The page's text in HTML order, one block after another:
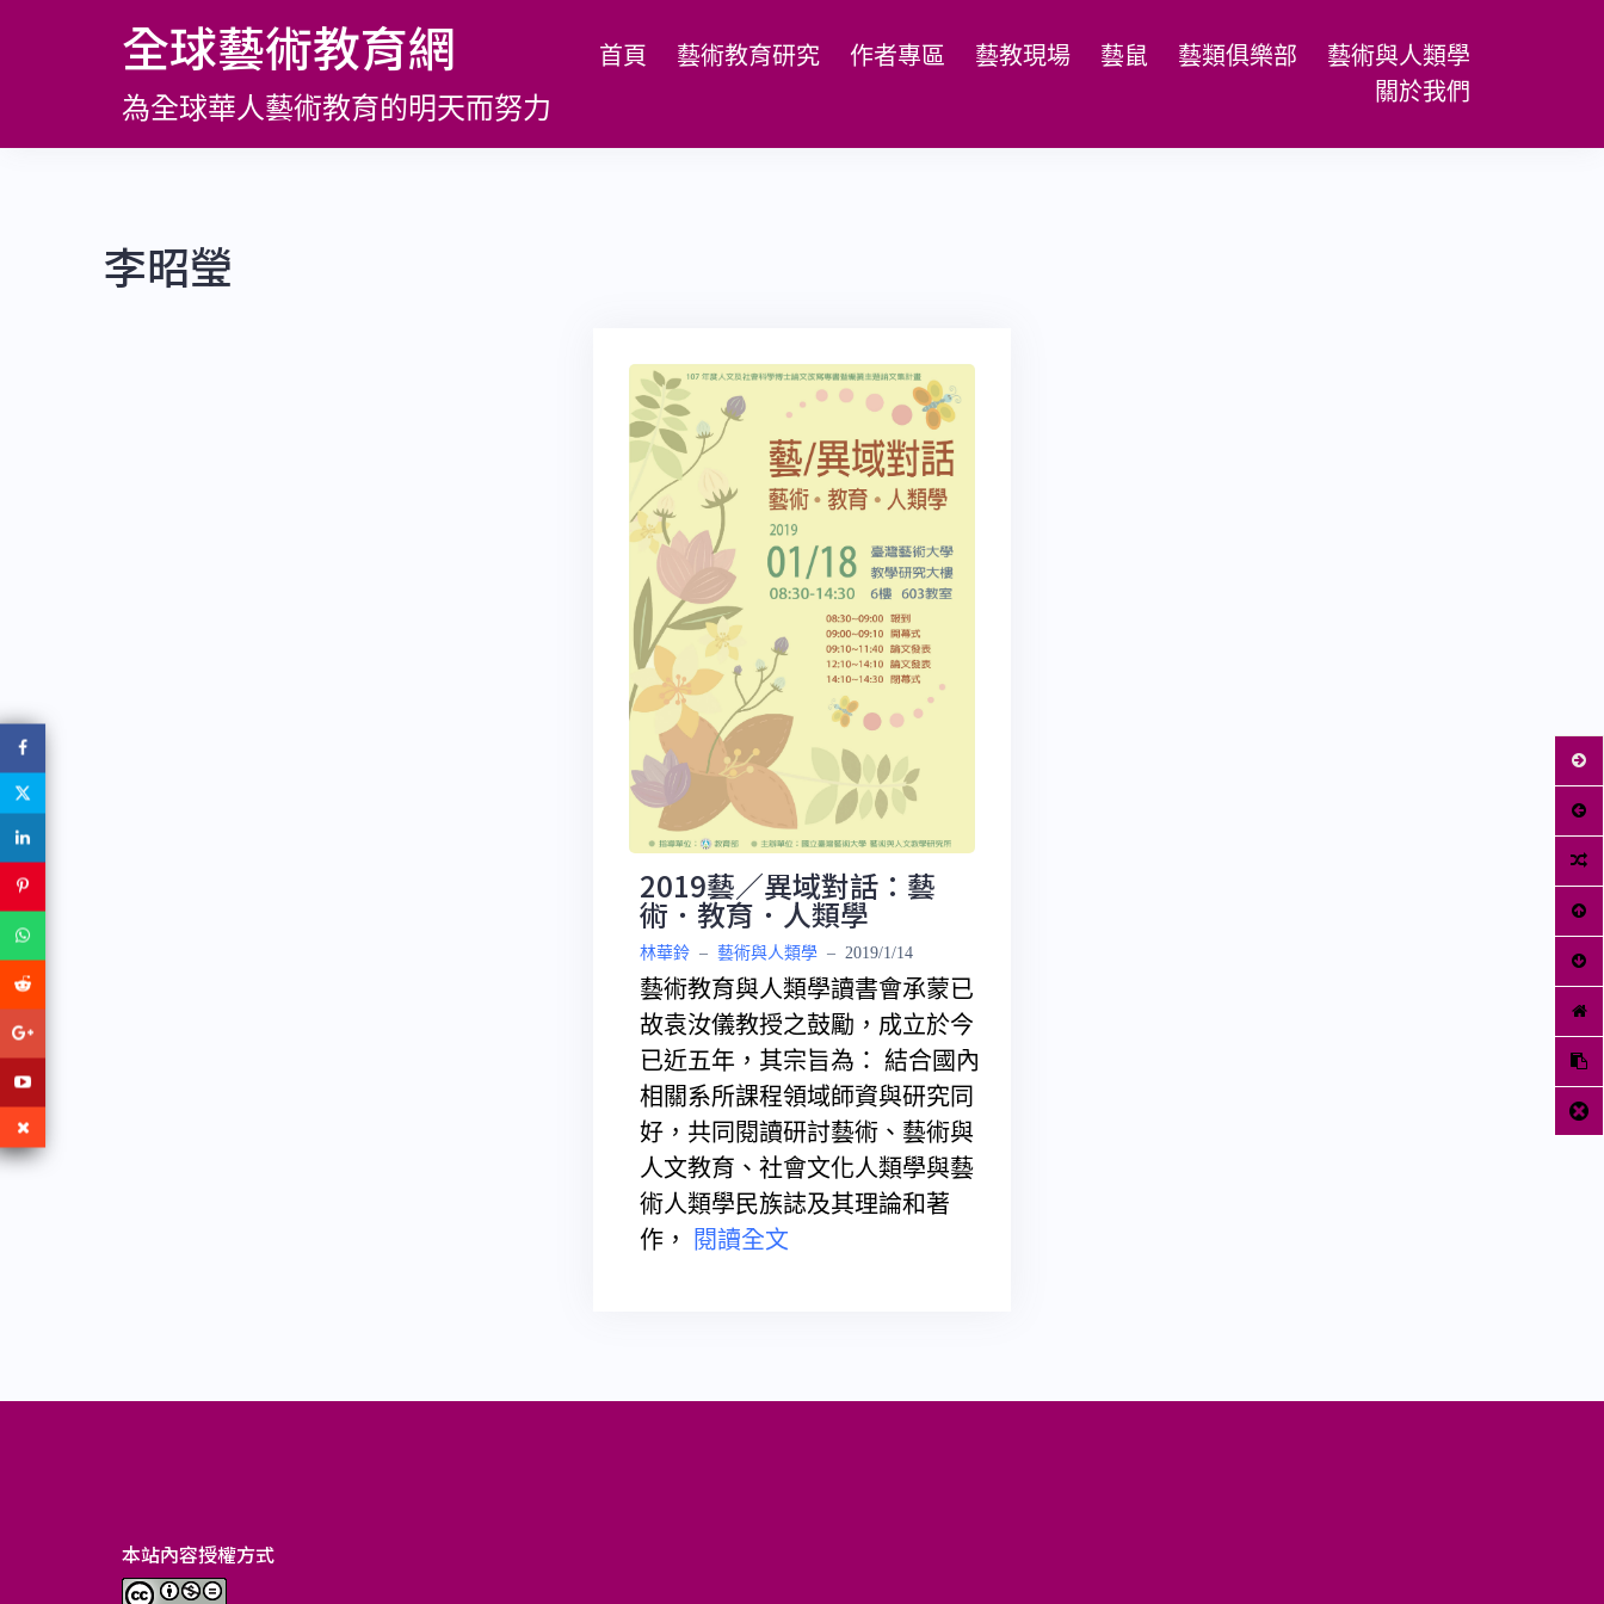
全球藝術教育網
為全球華人藝術教育的明天而努力
首頁 藝術教育研究 作者專區 藝教現場 藝鼠 藝類俱樂部
藝術與人類學
關於我們
李昭瑩
2019藝／異域對話：藝
術．教育．人類學
林華鈴 – 藝術與人類學 – 2019/1/14
藝術教育與人類學讀書會承蒙已
故袁汝儀教授之鼓勵，成立於今
已近五年，其宗旨為： 結合國內
相關系所課程領域師資與研究同
好，共同閱讀研討藝術、藝術與
人文教育、社會文化人類學與藝
術人類學民族誌及其理論和著
作，
閱讀全文
本站內容授權方式